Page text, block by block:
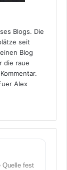
Blogs. Die
seit
Blog
die raue
Alex
Quelle fest